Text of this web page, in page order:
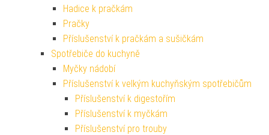
Hadice k pračkám
Pračky
Příslušenství k pračkám a sušičkám
Spotřebiče do kuchyně
Myčky nádobí
Příslušenství k velkým kuchyňským spotřebičům
Příslušenství k digestořím
Příslušenství k myčkám
Příslušenství pro trouby